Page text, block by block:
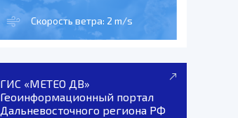
Скорость ветра: 2 m/s
ГИС «МЕТЕО ДВ»
Геоинформационный портал
Дальневосточного региона РФ